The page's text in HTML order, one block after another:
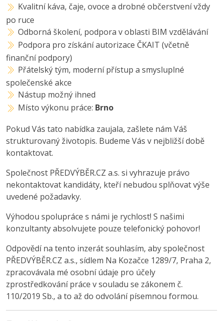
Kvalitní káva, čaje, ovoce a drobné občerstvení vždy
po ruce
Odborná školení, podpora v oblasti BIM vzdělávání
Podpora pro získání autorizace ČKAIT (včetně
finanční podpory)
Přátelský tým, moderní přístup a smysluplné
společenské akce
Nástup možný ihned
Místo výkonu práce: Brno
Pokud Vás tato nabídka zaujala, zašlete nám Váš
strukturovaný životopis. Budeme Vás v nejbližší době
kontaktovat.
Společnost PŘEDVÝBĚR.CZ a.s. si vyhrazuje právo
nekontaktovat kandidáty, kteří nebudou splňovat výše
uvedené požadavky.
Výhodou spolupráce s námi je rychlost! S našimi
konzultanty absolvujete pouze telefonický pohovor!
Odpovědí na tento inzerát souhlasím, aby společnost
PŘEDVÝBĚR.CZ a.s., sídlem Na Kozačce 1289/7, Praha 2,
zpracovávala mé osobní údaje pro účely
zprostředkování práce v souladu se zákonem č.
110/2019 Sb., a to až do odvolání písemnou formou.